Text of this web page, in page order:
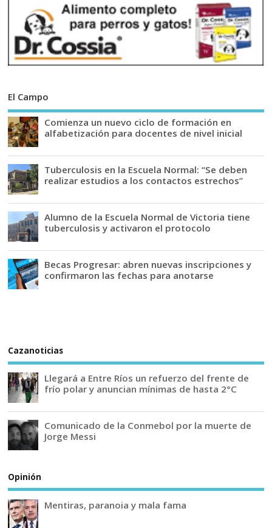
El Campo
Comienza un nuevo ciclo de formación en
alfabetización para docentes de nivel inicial
Tuberculosis en la Escuela Normal: “Se deben
realizar estudios a los contactos estrechos”
Alumno de la Escuela Normal de Victoria tiene
tuberculosis y activaron el protocolo
Becas Progresar: abren nuevas inscripciones y
confirmaron las fechas para anotarse
Cazanoticias
Llegará a Entre Ríos un refuerzo del frente de
frío polar y anuncian mínimas de hasta 2°C
Comunicado de la Conmebol por la muerte de
Jorge Messi
Opinión
Mentiras, paranoia y mala fama